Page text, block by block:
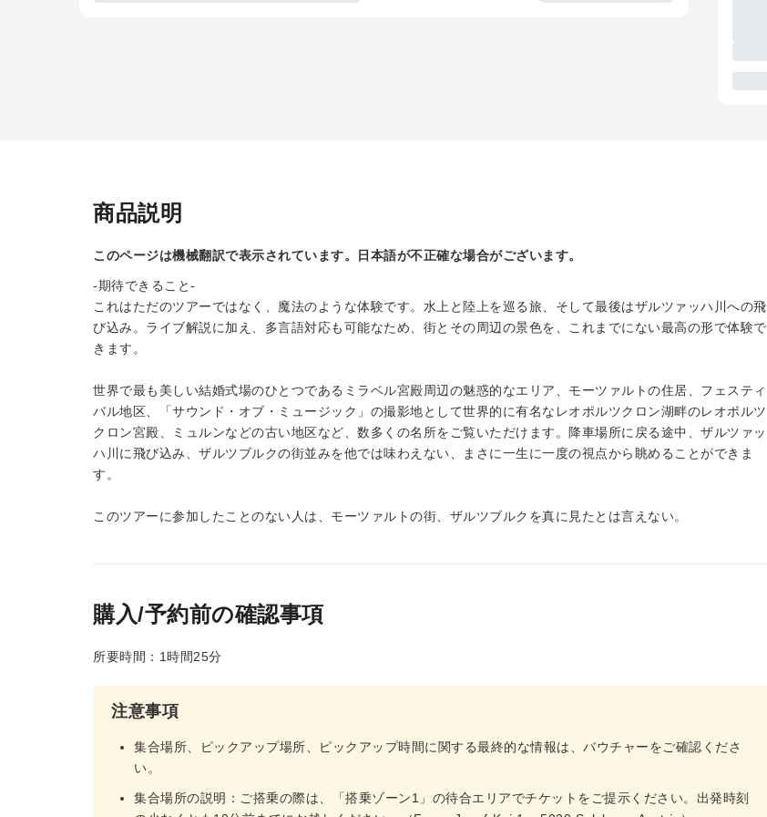
商品説明
このページは機械翻訳で表示されています。日本語が不正確な場合がございます。
-期待できること-
これはただのツアーではなく、魔法のような体験です。水上と陸上を巡る旅、そして最後はザルツァッハ川への飛
び込み。ライブ解説に加え、多言語対応も可能なため、街とその周辺の景色を、これまでにない最高の形で体験で
きます。
世界で最も美しい結婚式場のひとつであるミラベル宮殿周辺の魅惑的なエリア、モーツァルトの住居、フェスティ
バル地区、「サウンド・オブ・ミュージック」の撮影地として世界的に有名なレオポルツクロン湖畔のレオポルツ
クロン宮殿、ミュルンなどの古い地区など、数多くの名所をご覧いただけます。降車場所に戻る途中、ザルツァッ
ハ川に飛び込み、ザルツブルクの街並みを他では味わえない、まさに一生に一度の視点から眺めることができま
す。
このツアーに参加したことのない人は、モーツァルトの街、ザルツブルクを真に見たとは言えない。
購入/予約前の確認事項
所要時間：1時間25分
注意事項
集合場所、ピックアップ場所、ピックアップ時間に関する最終的な情報は、バウチャーをご確認くださ
い。
集合場所の説明：ご搭乗の際は、「搭乗ゾーン1」の待合エリアでチケットをご提示ください。出発時刻